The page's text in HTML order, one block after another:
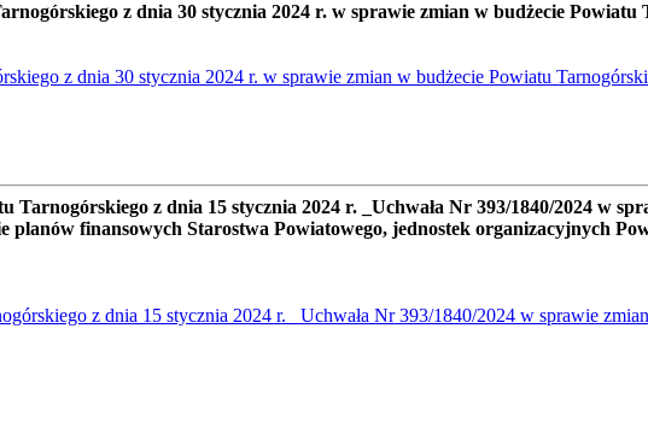
z dnia 30 stycznia 2024 r. w sprawie zmian w budżecie Powiatu
z dnia 30 stycznia 2024 r. w sprawie zmian w budżecie Powiatu
z dnia 15 stycznia 2024 r. _Uchwała Nr 393/1840/2024 w
finansowych Starostwa Powiatowego, jednostek organizacyjnych
z dnia 15 stycznia 2024 r. _Uchwała Nr 393/1840/2024 w sprawie